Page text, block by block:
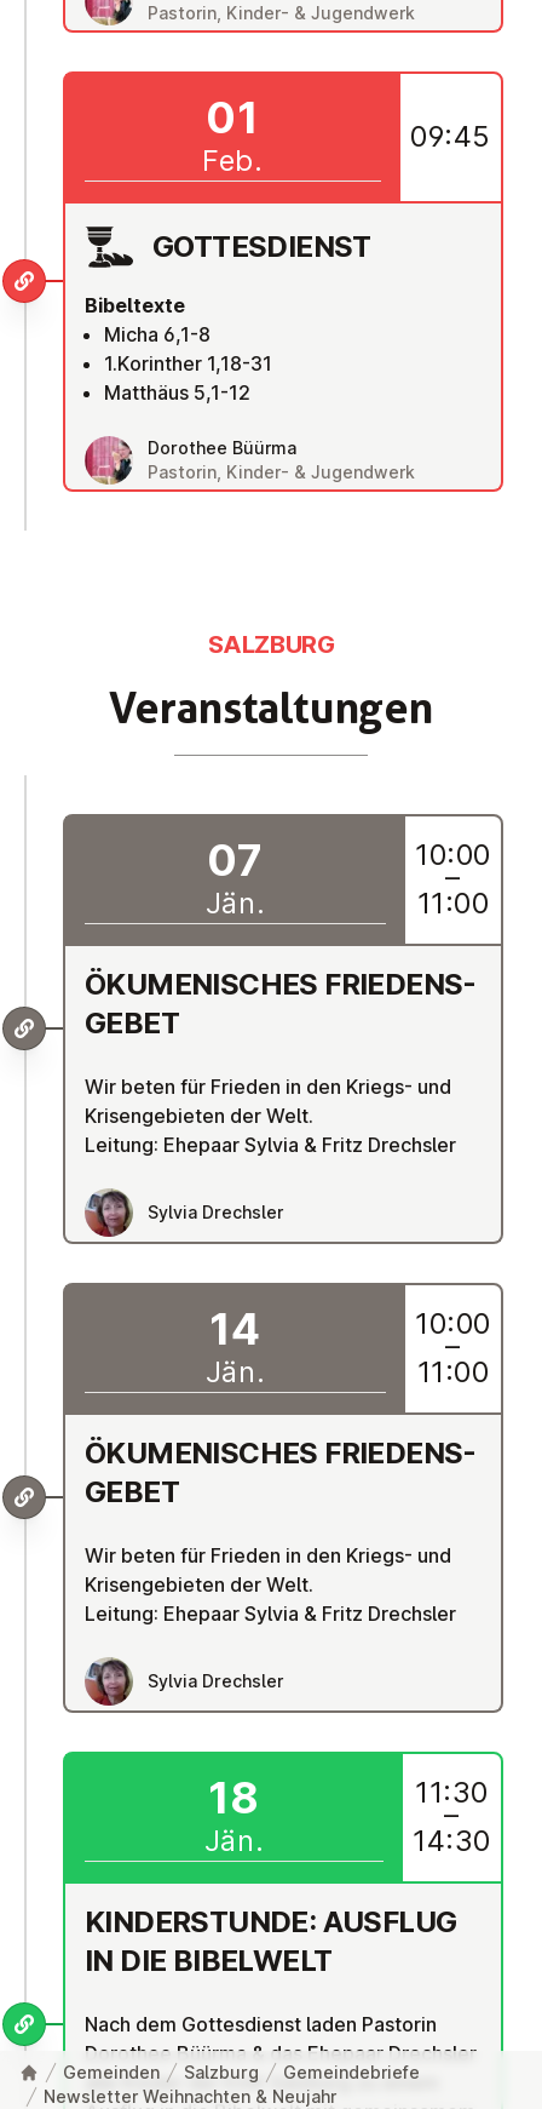
Pastorin, Kinder- & Jugendwerk
GOT­TES­DIENST
Bibeltexte
Micha 6,1-8
1.Korinther 1,18-31
Matthäus 5,1-12
Dorothee Büürma
Pastorin, Kinder- & Jugendwerk
01
Feb.
09:45
Ver­an­stal­tun­gen
SALZBURG
ÖKU­ME­NI­SCHES FRIE­DENS­
GE­BET
Wir beten für Frieden in den Kriegs- und
Krisengebieten der Welt.
Leitung: Ehepaar Sylvia & Fritz Drechsler
Sylvia Drechsler
07
Jän.
10:00
–
11:00
ÖKU­ME­NI­SCHES FRIE­DENS­
GE­BET
Wir beten für Frieden in den Kriegs- und
Krisengebieten der Welt.
Leitung: Ehepaar Sylvia & Fritz Drechsler
Sylvia Drechsler
14
Jän.
10:00
–
11:00
KIN­DER­STUN­DE: AUSFLUG
IN DIE BIBELWELT
Nach dem Gottesdienst laden Pastorin
Dorothee Büürma & das Ehepaar Drechsler
alle Kinder der EmK Salzburg zu einem
18
Jän.
11:30
–
14:30
Gemeinden Salzburg
Gemeindebriefe
Newsletter Weihnachten & Neujahr